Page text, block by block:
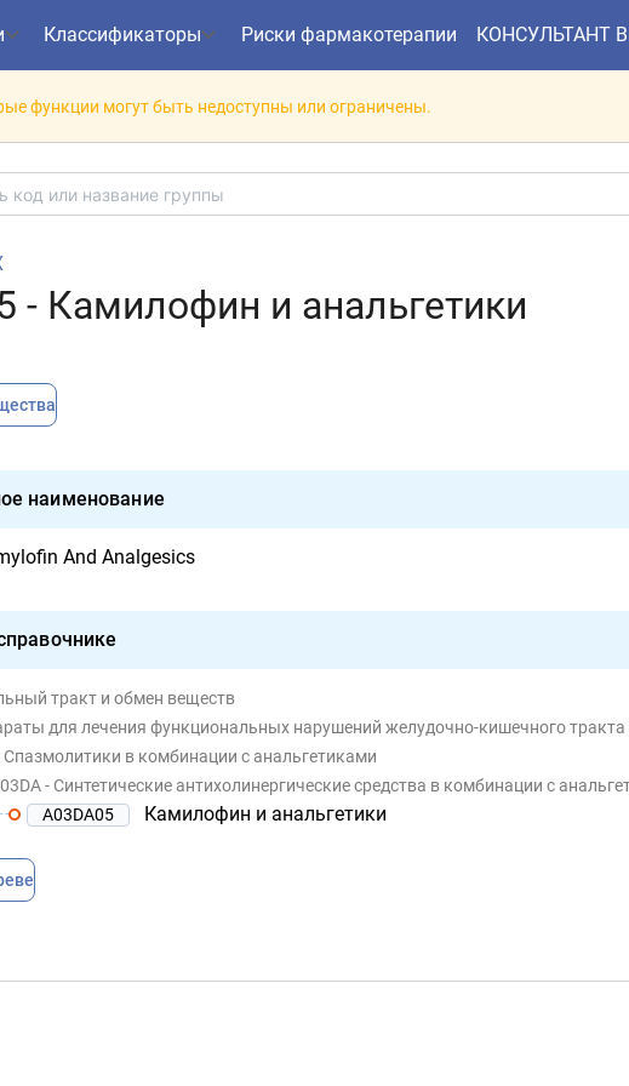
Классификаторы Риски фармакотерапии КОНСУЛЬТАНТ
функции могут быть недоступны или ограничены.
- Камилофин и анальгетики
наименование
And Analgesics
тракт и обмен веществ
для лечения функциональных нарушений желудочно-кишечного тракта
Спазмолитики в комбинации с анальгетиками
- Синтетические антихолинергические средства в комбинации с
A03DA05
Камилофин и анальгетики